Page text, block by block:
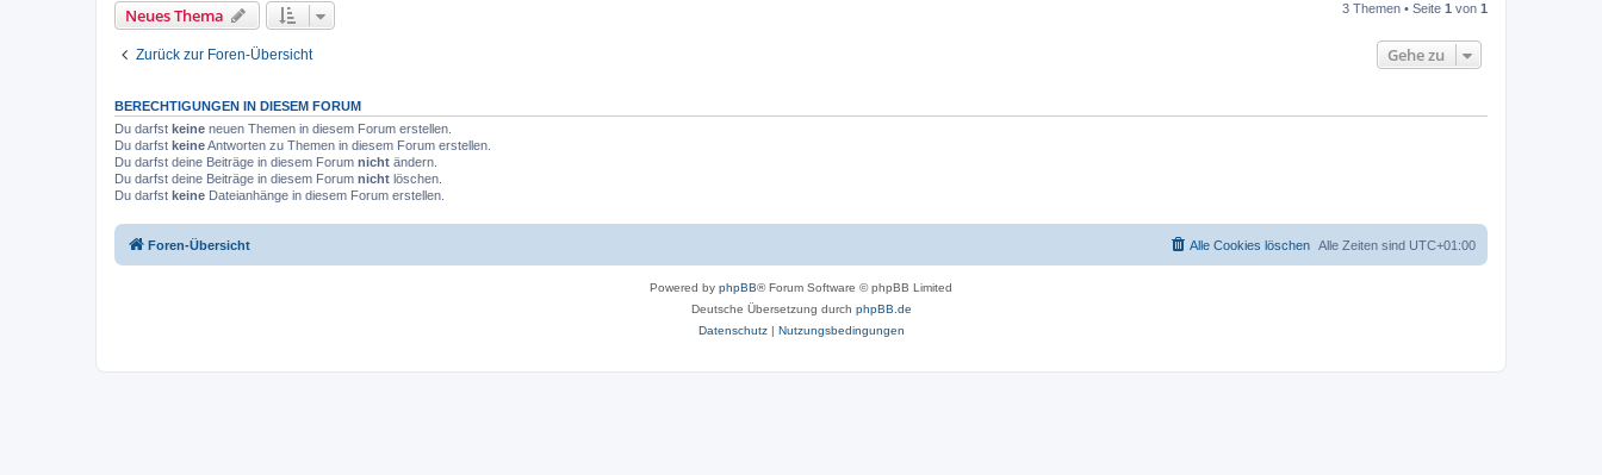
Neues Thema 3 Themen • Seite 1 von 1
Zurück zur Foren-Übersicht Gehe zu
BERECHTIGUNGEN IN DIESEM FORUM
Du darfst keine neuen Themen in diesem Forum erstellen.
Du darfst keineAntworten zu Themen in diesem Forum erstellen.
Du darfst deine Beiträge in diesem Forum nicht ändern.
Du darfst deine Beiträge in diesem Forum nicht löschen.
Du darfst keine Dateianhänge in diesem Forum erstellen.
Foren-Übersicht Alle Zeiten sind UTC+01:00
Alle Cookies löschen
Powered by phpBB® Forum Software © phpBB Limited
Deutsche Übersetzung durch phpBB.de
Datenschutz| Nutzungsbedingungen